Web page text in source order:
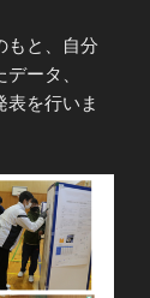
もと、自分
ータ、
表を行いま